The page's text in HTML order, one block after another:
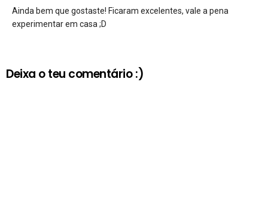
Ainda bem que gostaste! Ficaram excelentes, vale a pena
experimentar em casa ;D
Deixa o teu comentário :)